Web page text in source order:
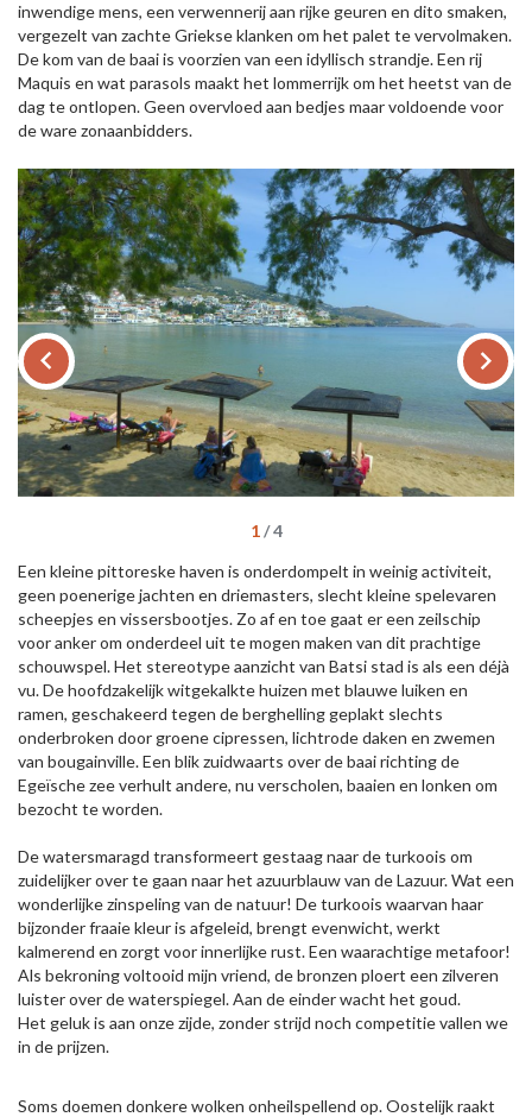
inwendige mens, een verwennerij aan rijke geuren en dito smaken,
vergezelt van zachte Griekse klanken om het palet te vervolmaken.
De kom van de baai is voorzien van een idyllisch strandje. Een rij
Maquis en wat parasols maakt het lommerrijk om het heetst van de
dag te ontlopen. Geen overvloed aan bedjes maar voldoende voor
de ware zonaanbidders.
keyboard_arrow_left keyboard_arrow_right
1/4
Een kleine pittoreske haven is onderdompelt in weinig activiteit,
geen poenerige jachten en driemasters, slecht kleine spelevaren
scheepjes en vissersbootjes. Zo af en toe gaat er een zeilschip
voor anker om onderdeel uit te mogen maken van dit prachtige
schouwspel. Het stereotype aanzicht van Batsi stad is als een déjà
vu. De hoofdzakelijk witgekalkte huizen met blauwe luiken en
ramen, geschakeerd tegen de berghelling geplakt slechts
onderbroken door groene cipressen, lichtrode daken en zwemen
van bougainville. Een blik zuidwaarts over de baai richting de
Egeïsche zee verhult andere, nu verscholen, baaien en lonken om
bezocht te worden.
De watersmaragd transformeert gestaag naar de turkoois om
zuidelijker over te gaan naar het azuurblauw van de Lazuur. Wat een
wonderlijke zinspeling van de natuur! De turkoois waarvan haar
bijzonder fraaie kleur is afgeleid, brengt evenwicht, werkt
kalmerend en zorgt voor innerlijke rust. Een waarachtige metafoor!
Als bekroning voltooid mijn vriend, de bronzen ploert een zilveren
luister over de waterspiegel. Aan de einder wacht het goud.
Het geluk is aan onze zijde, zonder strijd noch competitie vallen we
in de prijzen.
Soms doemen donkere wolken onheilspellend op. Oostelijk raakt